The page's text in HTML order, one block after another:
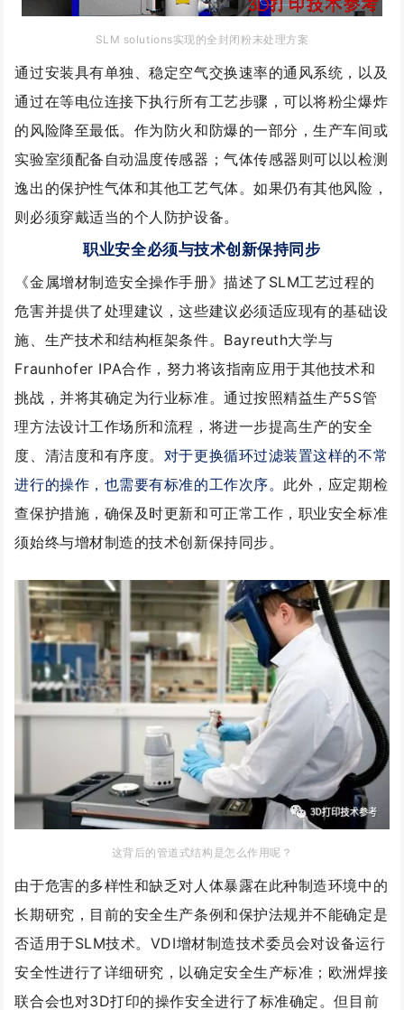
SLM solutions实现的全封闭粉末处理方案
通过安装具有单独、稳定空气交换速率的通风系统，以及
通过在等电位连接下执行所有工艺步骤，可以将粉尘爆炸
的风险降至最低。作为防火和防爆的一部分，生产车间或
实验室须配备自动温度传感器；气体传感器则可以以检测
逸出的保护性气体和其他工艺气体。如果仍有其他风险，
则必须穿戴适当的个人防护设备。
职业安全必须与技术创新保持同步
《金属增材制造安全操作手册》描述了SLM工艺过程的
危害并提供了处理建议，这些建议必须适应现有的基础设
施、生产技术和结构框架条件。Bayreuth大学与
Fraunhofer IPA合作，努力将该指南应用于其他技术和
挑战，并将其确定为行业标准。通过按照精益生产5S管
理方法设计工作场所和流程，将进一步提高生产的安全
度、清洁度和有序度。 对于更换循环过滤装置这样的不常
进行的操作，也需要有标准的工作次序。 此外，应定期检
查保护措施，确保及时更新和可正常工作，职业安全标准
须始终与增材制造的技术创新保持同步。
这背后的管道式结构是怎么作用呢？
由于危害的多样性和缺乏对人体暴露在此种制造环境中的
长期研究，目前的安全生产条例和保护法规并不能确定是
否适用于SLM技术。VDI增材制造技术委员会对设备运行
安全性进行了详细研究，以确定安全生产标准；欧洲焊接
联合会也对3D打印的操作安全进行了标准确定。但目前